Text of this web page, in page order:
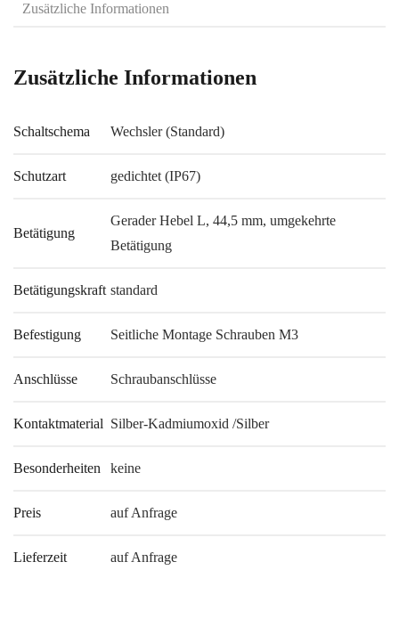
Zusätzliche Informationen
Zusätzliche Informationen
Schaltschema Wechsler (Standard)
Schutzart gedichtet (IP67)
Betätigung
Gerader Hebel L, 44,5 mm, umgekehrte
Betätigung
Betätigungskraft standard
Befestigung Seitliche Montage Schrauben M3
Anschlüsse Schraubanschlüsse
Kontaktmaterial Silber-Kadmiumoxid /Silber
Besonderheiten keine
Preis auf Anfrage
Lieferzeit auf Anfrage